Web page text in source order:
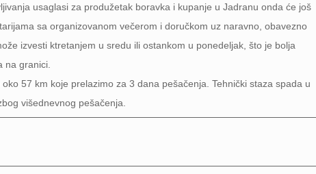
usaglasi za produžetak boravka i kupanje u Jadranu onda će još
sa organizovanom večerom i doručkom uz naravno, obavezno
izvesti ktretanjem u sredu ili ostankom u ponedeljak, što je bolja
na granici.
57 km koje prelazimo za 3 dana pešačenja. Tehnički staza spada u
višednevnog pešačenja.